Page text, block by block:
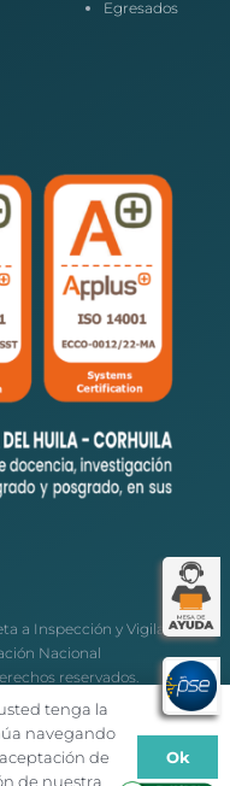
Egresados
a Inspección y Vigilancia
Nacional
reservados.
tenga la
navegando
de
de nuestra
Ok